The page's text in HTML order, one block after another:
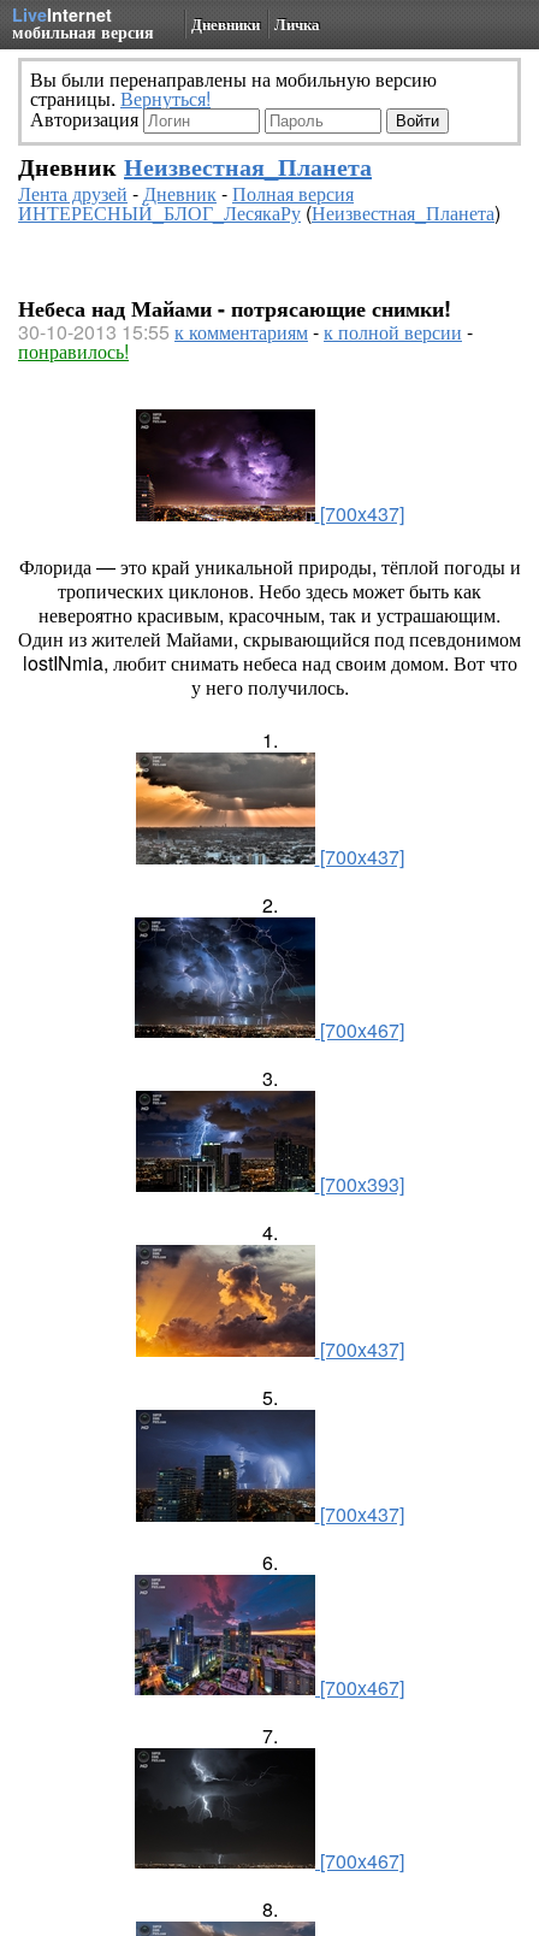
LiveInternet
мобильная версия Дневники Личка
Вы были перенаправлены на мобильную версию
страницы. Вернуться!
Авторизация
Дневник Неизвестная_Планета
Лента друзей -Дневник-Полная версия
ИНТЕРЕСНЫЙ_БЛОГ_ЛесякаРу(Неизвестная_Планета)
Небеса над Майами - потрясающие снимки!
30-10-2013 15:55 к комментариям-к полной версии -
понравилось!
[700x437]
Флорида — это край уникальной природы, тёплой погоды и
тропических циклонов. Небо здесь может быть как
невероятно красивым, красочным, так и устрашающим.
Один из жителей Майами, скрывающийся под псевдонимом
lostINmia, любит снимать небеса над своим домом. Вот что
у него получилось.
1.
[700x437]
2.
[700x467]
3.
[700x393]
4.
[700x437]
5.
[700x437]
6.
[700x467]
7.
[700x467]
8.